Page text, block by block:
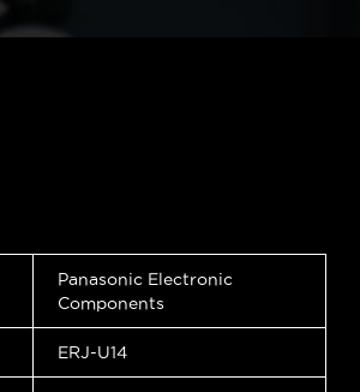
Panasonic Electronic
Components
ERJ-U14